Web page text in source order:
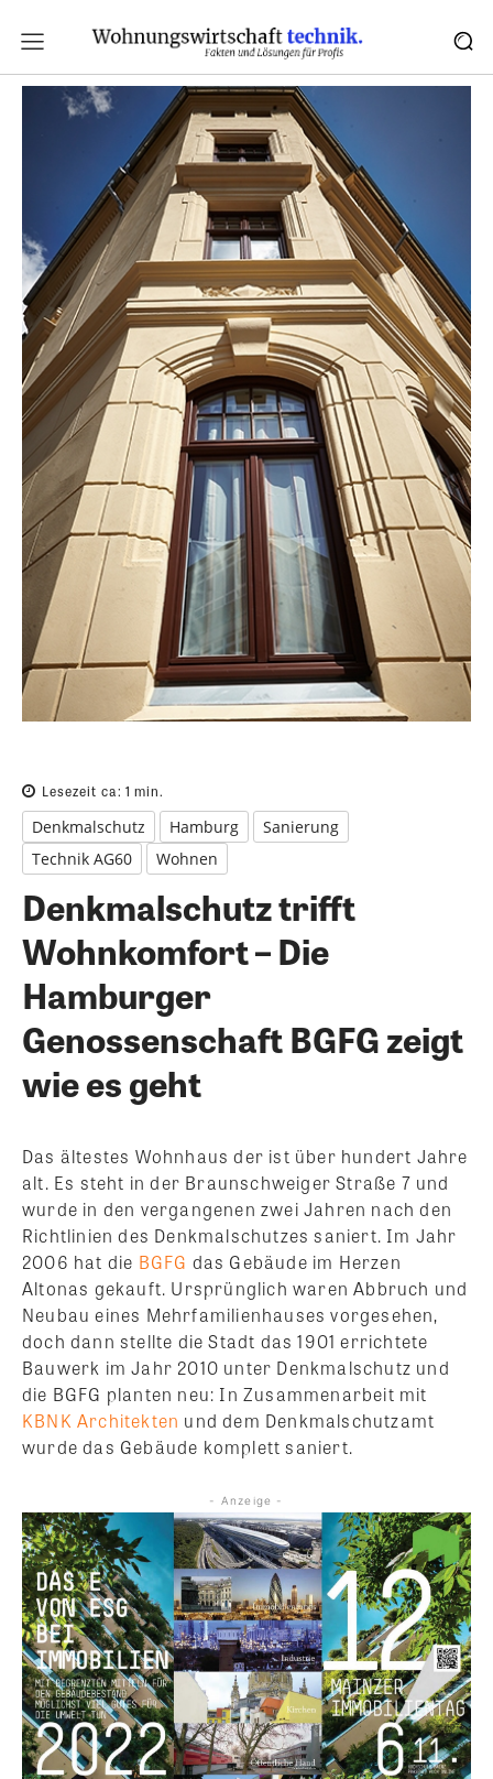
Lesezeit ca: 1 min.
Denkmalschutz Hamburg
Sanierung
Technik AG60
Wohnen
Denkmalschutz trifft
Wohnkomfort – Die
Hamburger
Genossenschaft BGFG zeigt
wie es geht
Das ältestes Wohnhaus der ist über hundert Jahre
alt. Es steht in der Braunschweiger Straße 7 und
wurde in den vergangenen zwei Jahren nach den
Richtlinien des Denkmalschutzes saniert. Im Jahr
2006 hat die BGFG das Gebäude im Herzen
Altonas gekauft. Ursprünglich waren Abbruch und
Neubau eines Mehrfamilienhauses vorgesehen,
doch dann stellte die Stadt das 1901 errichtete
Bauwerk im Jahr 2010 unter Denkmalschutz und
die BGFG planten neu: In Zusammenarbeit mit
KBNK Architekten und dem Denkmalschutzamt
wurde das Gebäude komplett saniert.
- Anzeige -